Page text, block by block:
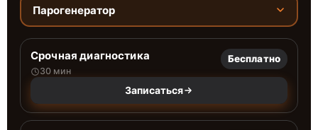
Парогенератор
Срочная диагностика
30 мин
Бесплатно
Записаться